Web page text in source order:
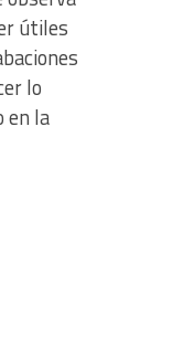
útiles
lo
en la